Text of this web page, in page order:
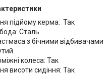
підйому керма: Так
Сталь
з бічними відбивачами
колеса: Так
висоти сидіння: Так